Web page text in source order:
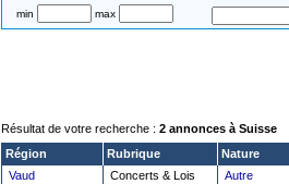
min
max
Résultat de votre recherche : 2 annonces à Suisse
Région
Rubrique Nature
Vaud
Concerts & Lois Autre